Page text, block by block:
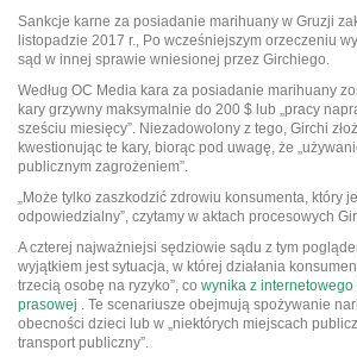
Sankcje karne za posiadanie marihuany w Gruzji
listopadzie 2017 r., Po wcześniejszym orzeczeniu
sąd w innej sprawie wniesionej przez Girchiego.
Według OC Media kara za posiadanie marihuany
kary grzywny maksymalnie do 200 $ lub „pracy
sześciu miesięcy”. Niezadowolony z tego, Girchi
kwestionując te kary, biorąc pod uwagę, że
publicznym zagrożeniem”.
„Może tylko zaszkodzić zdrowiu konsumenta, który
odpowiedzialny”, czytamy w aktach procesowych
A czterej najważniejsi sędziowie sądu z tym
wyjątkiem jest sytuacja, w której działania
trzecią osobę na ryzyko”, co wynika z internetowego
prasowej . Te scenariusze obejmują spożywanie
obecności dzieci lub w „niektórych miejscach
transport publiczny”.